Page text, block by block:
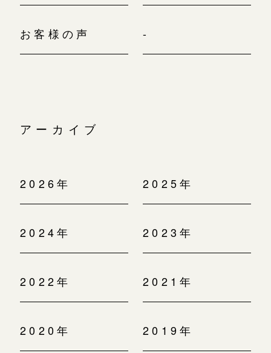
お客様の声 -
アーカイブ
2026年 2025年
2024年 2023年
2022年 2021年
2020年 2019年